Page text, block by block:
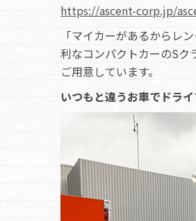
https://ascent-corp.jp/
「マイカーがあるからレ
利なコンパクトカーのSク
ご用意しています。
いつもと違うお車でドラ